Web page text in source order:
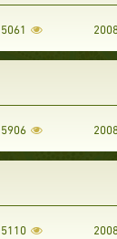
5061
5906
5110